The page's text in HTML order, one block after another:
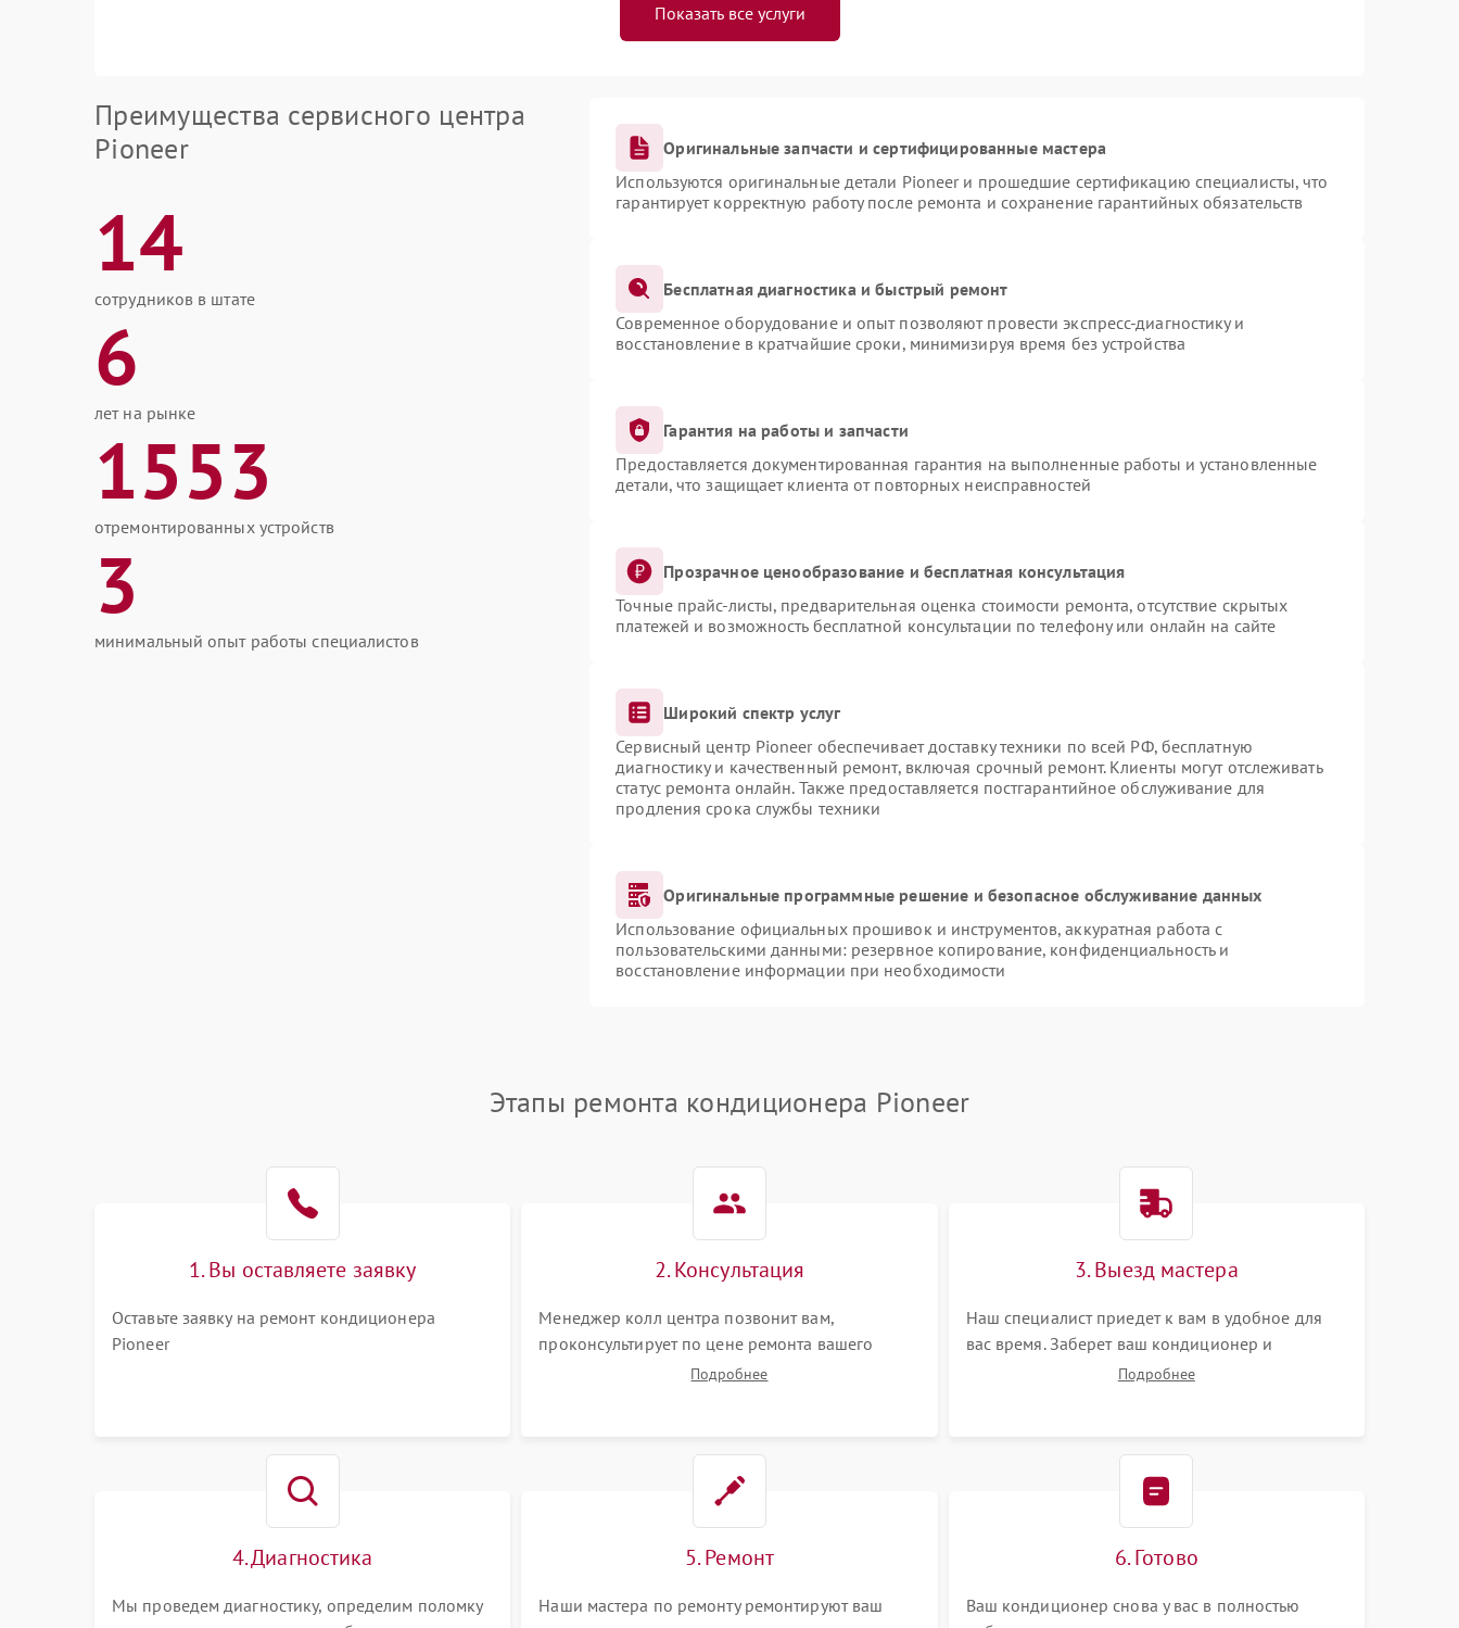
Показать все услуги
Преимущества сервисного центра
Pioneer
14
сотрудников в штате
6
лет на рынке
1553
отремонтированных устройств
3
минимальный опыт работы специалистов
Оригинальные запчасти и сертифицированные мастера
Используются оригинальные детали Pioneer и прошедшие сертификацию специалисты, что
гарантирует корректную работу после ремонта и сохранение гарантийных обязательств
Бесплатная диагностика и быстрый ремонт
Современное оборудование и опыт позволяют провести экспресс-диагностику и
восстановление в кратчайшие сроки, минимизируя время без устройства
Гарантия на работы и запчасти
Предоставляется документированная гарантия на выполненные работы и установленные
детали, что защищает клиента от повторных неисправностей
Прозрачное ценообразование и бесплатная консультация
Точные прайс-листы, предварительная оценка стоимости ремонта, отсутствие скрытых
платежей и возможность бесплатной консультации по телефону или онлайн на сайте
Широкий спектр услуг
Сервисный центр Pioneer обеспечивает доставку техники по всей РФ, бесплатную
диагностику и качественный ремонт, включая срочный ремонт. Клиенты могут отслеживать
статус ремонта онлайн. Также предоставляется постгарантийное обслуживание для
продления срока службы техники
Оригинальные программные решение и безопасное обслуживание данных
Использование официальных прошивок и инструментов, аккуратная работа с
пользовательскими данными: резервное копирование, конфиденциальность и
восстановление информации при необходимости
Этапы ремонта кондиционера Pioneer
1. Вы оставляете заявку
Оставьте заявку на ремонт кондиционера
Pioneer
2. Консультация
Менеджер колл центра позвонит вам,
проконсультирует по цене ремонта вашего
кондиционера а также ответит на все ваши
Подробнее
3. Выезд мастера
Наш специалист приедет к вам в удобное для
вас время. Заберет ваш кондиционер и
привезет на склад для диагностики.
Подробнее
4. Диагностика
Мы проведем диагностику, определим поломку
5. Ремонт
Наши мастера по ремонту ремонтируют ваш
6. Готово
Ваш кондиционер снова у вас в полностью